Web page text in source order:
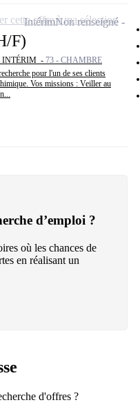
F)
INTÉRIM - 73 - CHAMBRE
pour l'un de ses clients
Vos missions : Veiller au
IntérimNon renseigné
cette offre à ma sélection
d’emploi ?
où les chances de
en réalisant un
d'offres ?